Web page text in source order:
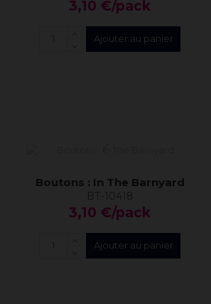
3,10 €/pack
Ajouter au panier
Boutons : In The Barnyard
BT-10418
3,10 €/pack
Ajouter au panier